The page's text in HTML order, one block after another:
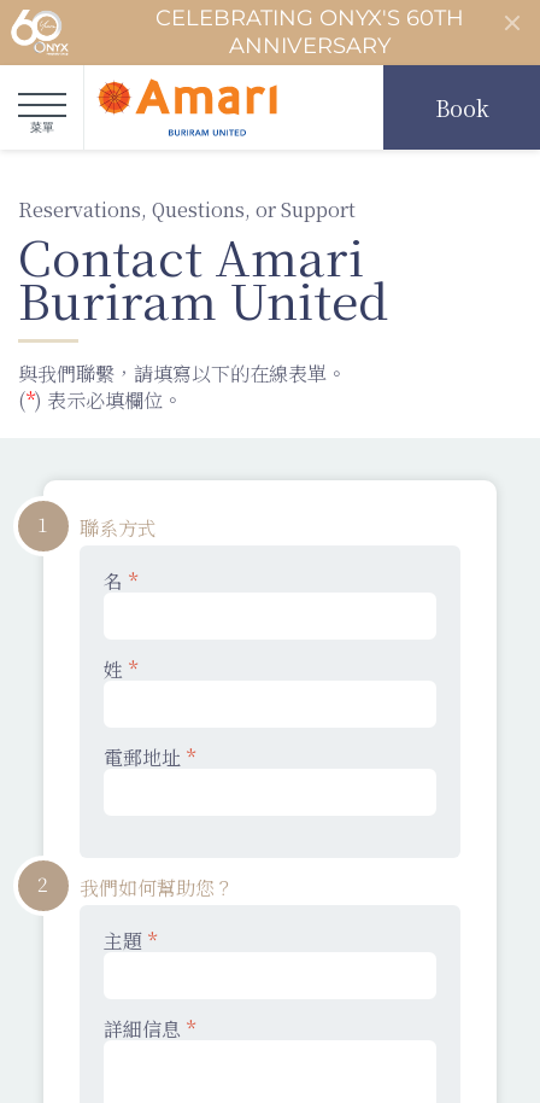
CELEBRATING ONYX'S 60TH
ANNIVERSARY
菜單
Book
Reservations, Questions, or Support
Contact Amari
Buriram United
與我們聯繫，請填寫以下的在線表單。
(*) 表示必填欄位。
1
聯系方式
名 *
姓 *
電郵地址 *
2
我們如何幫助您？
主題 *
詳細信息 *